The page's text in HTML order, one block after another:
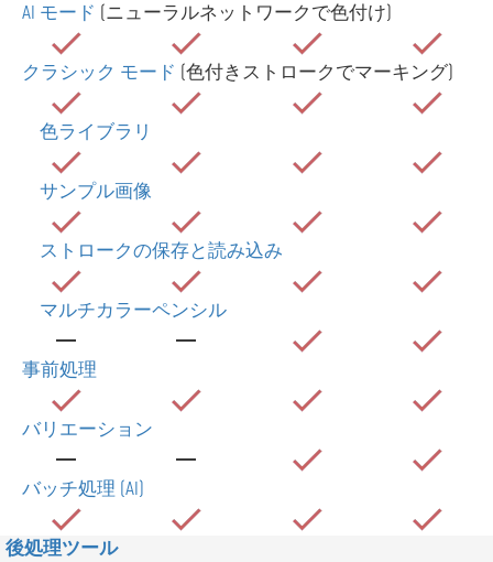
AI モード (ニューラルネットワークで色付け)
クラシック モード (色付きストロークでマーキング)
色ライブラリ
サンプル画像
ストロークの保存と読み込み
マルチカラーペンシル
事前処理
バリエーション
バッチ処理 (AI)
後処理ツール